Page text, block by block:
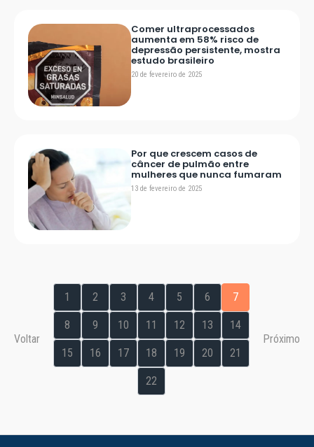
Comer ultraprocessados
aumenta em 58% risco de
depressão persistente, mostra
estudo brasileiro
20 de fevereiro de 2025
Por que crescem casos de
câncer de pulmão entre
mulheres que nunca fumaram
13 de fevereiro de 2025
Voltar
1 2 3 4 5 6 7
8 9 10 11 12 13 14
15 16 17 18 19 20 21
22
Próximo